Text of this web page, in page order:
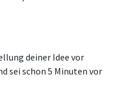
deiner Idee vor
sei schon 5 Minuten vor